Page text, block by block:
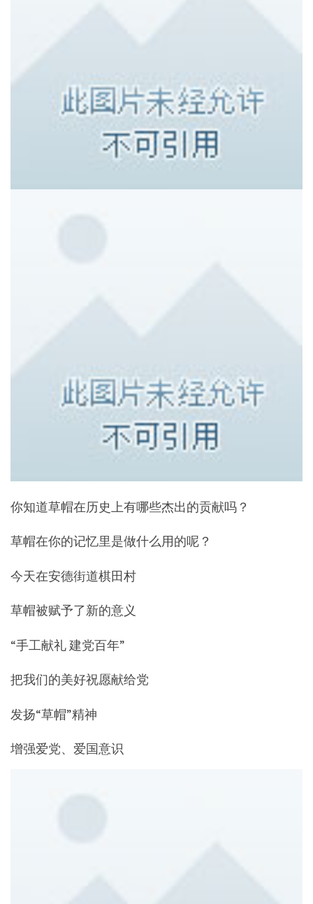
你知道草帽在历史上有哪些杰出的贡献吗？
草帽在你的记忆里是做什么用的呢？
今天在安德街道棋田村
草帽被赋予了新的意义
“手工献礼 建党百年”
把我们的美好祝愿献给党
发扬“草帽”精神
增强爱党、爱国意识